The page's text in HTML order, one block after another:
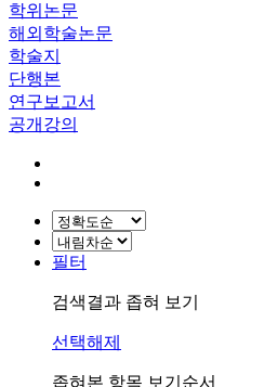
학위논문
해외학술논문
학술지
단행본
연구보고서
공개강의
필터
검색결과 좁혀 보기
선택해제
좁혀본 항목 보기순서